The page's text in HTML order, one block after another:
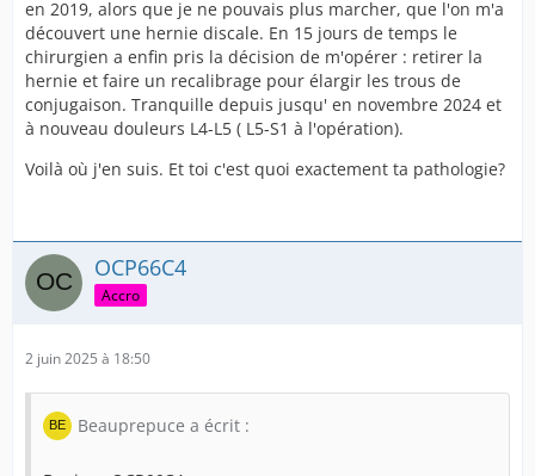
en 2019, alors que je ne pouvais plus marcher, que l'on m'a
découvert une hernie discale. En 15 jours de temps le
chirurgien a enfin pris la décision de m'opérer : retirer la
hernie et faire un recalibrage pour élargir les trous de
conjugaison. Tranquille depuis jusqu' en novembre 2024 et
à nouveau douleurs L4-L5 ( L5-S1 à l'opération).
Voilà où j'en suis. Et toi c'est quoi exactement ta pathologie?
OCP66C4
Accro
2 juin 2025 à 18:50
Beauprepuce a écrit :